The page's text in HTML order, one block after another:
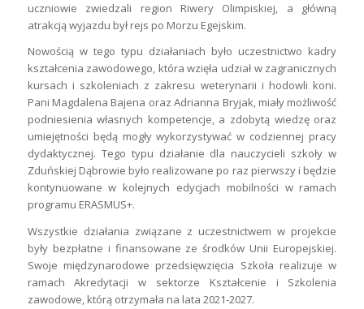
uczniowie zwiedzali region Riwery Olimpiskiej, a główną
atrakcją wyjazdu był rejs po Morzu Egejskim.
Nowością w tego typu działaniach było uczestnictwo kadry
kształcenia zawodowego, która wzięła udział w zagranicznych
kursach i szkoleniach z zakresu weterynarii i hodowli koni.
Pani Magdalena Bajena oraz Adrianna Bryjak, miały możliwość
podniesienia własnych kompetencje, a zdobytą wiedzę oraz
umiejętności będą mogły wykorzystywać w codziennej pracy
dydaktycznej. Tego typu działanie dla nauczycieli szkoły w
Zduńskiej Dąbrowie było realizowane po raz pierwszy i będzie
kontynuowane w kolejnych edycjach mobilności w ramach
programu ERASMUS+.
Wszystkie działania związane z uczestnictwem w projekcie
były bezpłatne i finansowane ze środków Unii Europejskiej.
Swoje międzynarodowe przedsięwzięcia Szkoła realizuje w
ramach Akredytacji w sektorze Kształcenie i Szkolenia
zawodowe, którą otrzymała na lata 2021-2027.